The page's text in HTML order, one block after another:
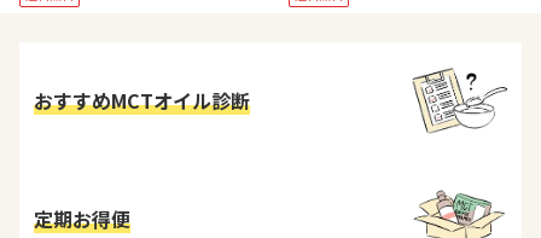
おすすめMCTオイル診断
定期お得便